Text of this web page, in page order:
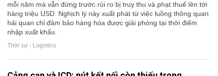
mỗi năm mà vẫn đứng trước rủi ro bị truy thu và phạt thuế lên tới
hàng triệu USD. Nghịch lý này xuất phát từ việc luồng thông quan
hải quan chỉ đảm bảo hàng hóa được giải phóng tại thời điểm
nhập xuất khẩu.
Thời sự - Logistics